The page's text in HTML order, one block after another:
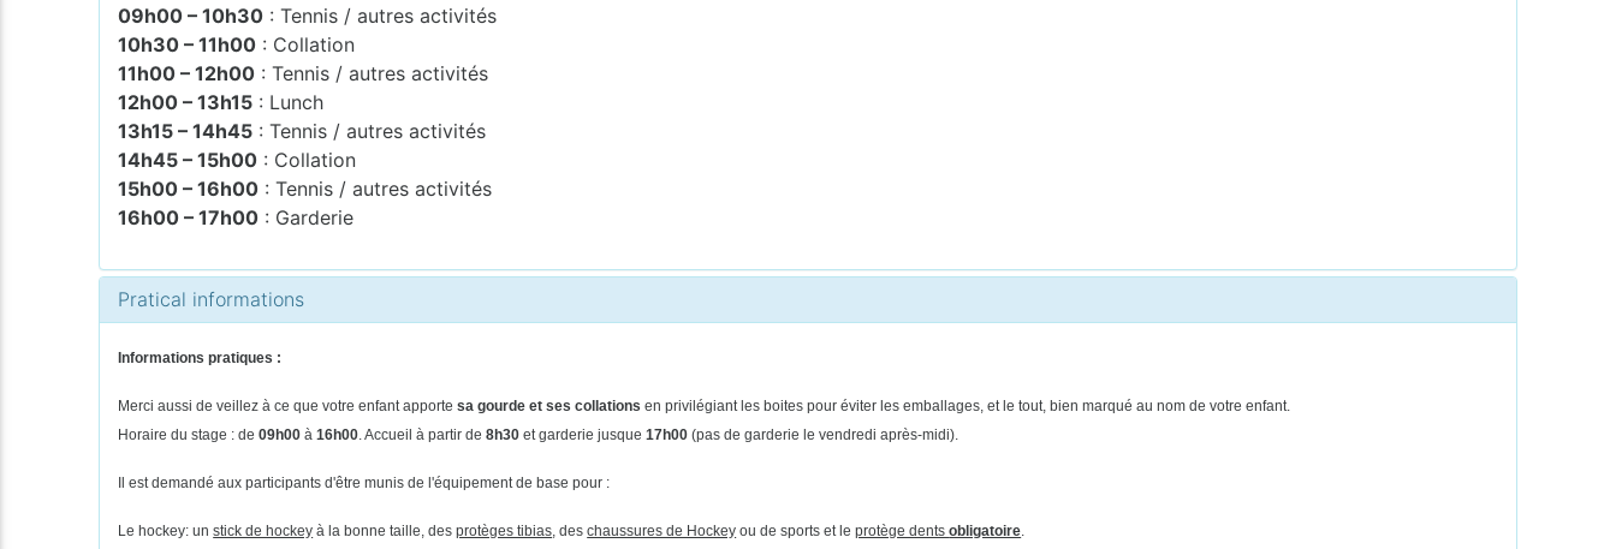
09h00 – 10h30 : Tennis / autres activités
10h30 – 11h00 : Collation
11h00 – 12h00 : Tennis / autres activités
12h00 – 13h15 : Lunch
13h15 – 14h45 : Tennis / autres activités
14h45 – 15h00 : Collation
15h00 – 16h00 : Tennis / autres activités
16h00 – 17h00 : Garderie
Pratical informations
Informations pratiques :
Merci aussi de veillez à ce que votre enfant apporte sa gourde et ses collations en privilégiant les boites pour éviter les emballages, et le tout, bien marqué au nom de votre enfant.
Horaire du stage : de09h00à16h00 . Accueil à partir de8h30 et garderie jusque17h00(pas de garderie le vendredi après-midi).
Il est demandé aux participants d'être munis de l'équipement de base pour :
Le hockey: unstick de hockey à la bonne taille, desprotèges tibias , deschaussures de Hockey ou de sports et leprotège dentsobligatoire